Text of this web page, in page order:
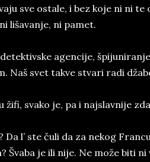
sve ostale, i bez koje ni ni te
lišavanje, ni pamet.
agencije,
Naš svet takve stvari radi
žifi, svako je, pa i najslavnije
Da l’ ste čuli da za nekog
Švaba je ili nije. Ne može biti